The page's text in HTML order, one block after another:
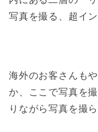
写真を撮る、超イ
海外のお客さんも
か、ここで写真を
りながら写真を撮